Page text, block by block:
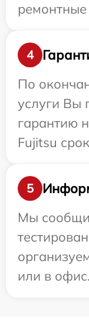
4
По
услуги Вы
гарантию
Fujitsu
5
Мы
или в офис.